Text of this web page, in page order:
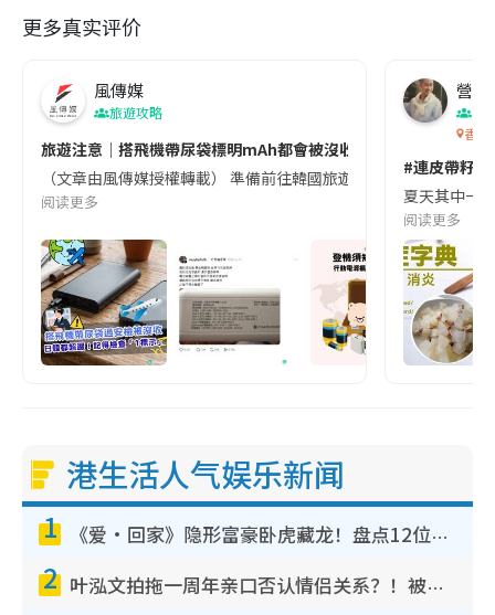
更多真实评价
風傳媒
旅遊攻略
旅遊注意｜搭飛機帶尿袋標明mAh都會被沒收😱出發前切記檢查
（文章由風傳媒授權轉載） 準備前往韓國旅遊的民眾，近期要
阅读更多
營養
香港
#連皮帶籽
夏天其中一
阅读更多
港生活人气娱乐新闻
1 《爱·回家》隐形富豪卧虎藏龙！盘点12位财气逼人的有钱艺人：这位美女3亿身家不愁做
2 叶泓文拍拖一周年亲口否认情侣关系？！被质疑感情造假竟称GM“普通同事”